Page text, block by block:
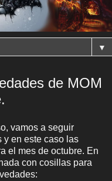
▼
de MOM
vamos a seguir
y en este caso las
el mes de octubre. En
con cosillas para